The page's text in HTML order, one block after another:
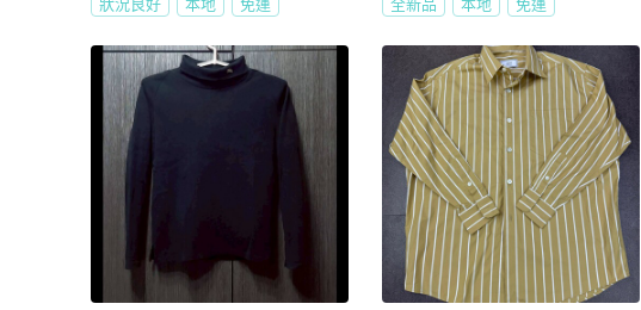
狀況良好 本地 免運 全新品 本地 免運